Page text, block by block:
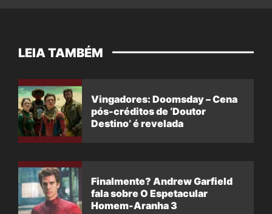
LEIA TAMBÉM
Vingadores: Doomsday – Cena
pós-créditos de ‘Doutor
Destino’ é revelada
Finalmente? Andrew Garfield
fala sobre O Espetacular
Homem-Aranha 3